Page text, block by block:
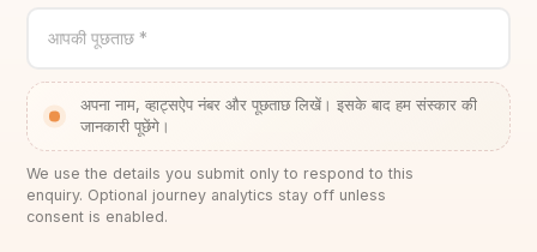
आपकी पूछताछ *
अपना नाम, व्हाट्सऐप नंबर और पूछताछ लिखें। इसके बाद हम संस्कार की
जानकारी पूछेंगे।
We use the details you submit only to respond to this
enquiry. Optional journey analytics stay off unless
consent is enabled.